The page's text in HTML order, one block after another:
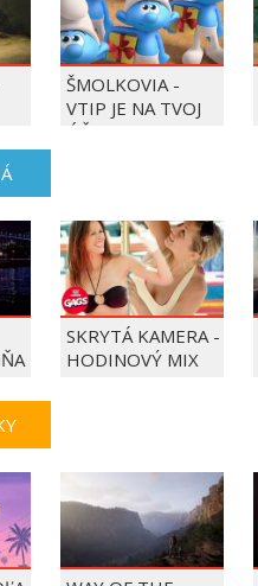
ŠMOLKOVIA -
VTIP JE NA TVOJ
ÚČET
SKRYTÁ KAMERA -
HODINOVÝ MIX